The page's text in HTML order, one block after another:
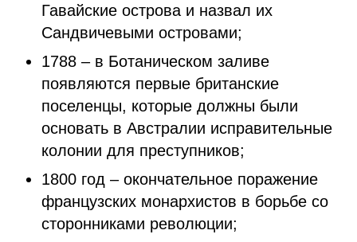
Гавайские острова и назвал их
Сандвичевыми островами;
1788 – в Ботаническом заливе
появляются первые британские
поселенцы, которые должны были
основать в Австралии исправительные
колонии для преступников;
1800 год – окончательное поражение
французских монархистов в борьбе со
сторонниками революции;